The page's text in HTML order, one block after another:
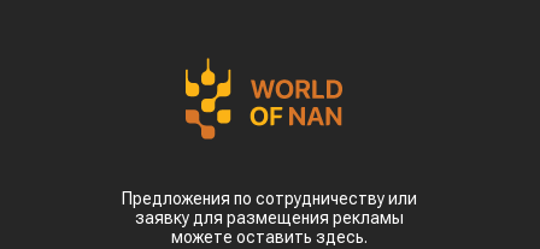
Предложения по сотрудничеству или
заявку для размещения рекламы
можете оставить здесь.